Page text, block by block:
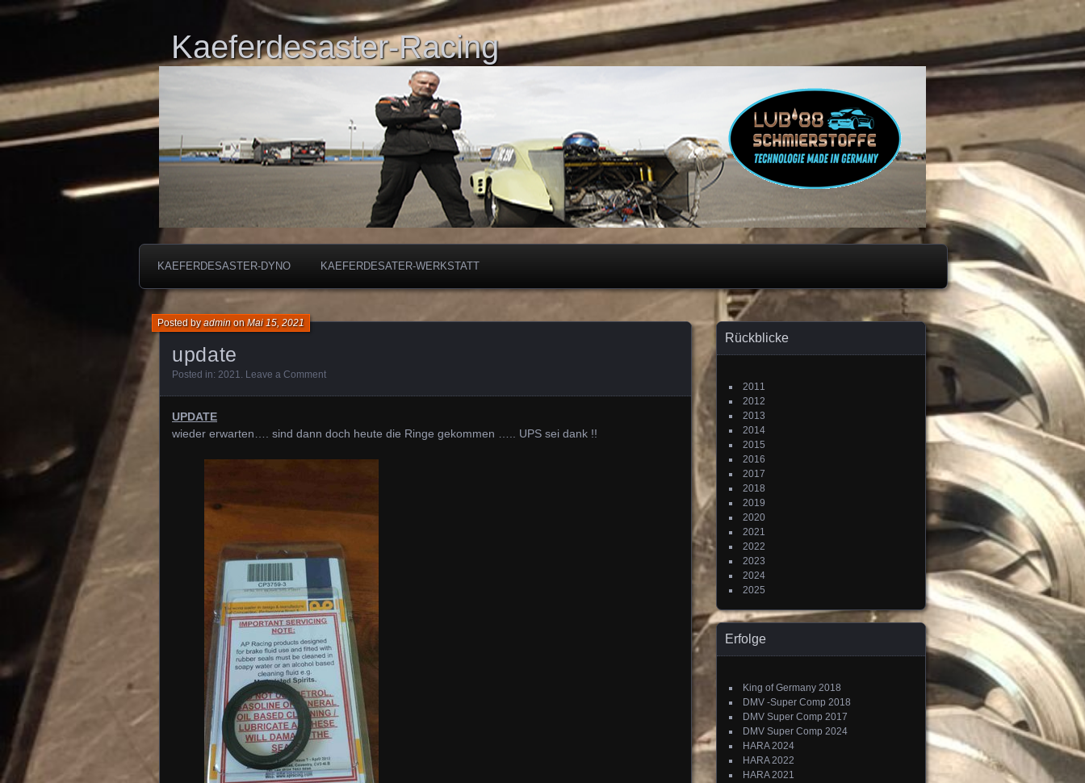
Kaeferdesaster-Racing
KAEFERDESASTER-DYNO KAEFERDESATER-WERKSTATT
update
Posted byadminonMai 15, 2021
Posted in: 2021. Leave a Comment
UPDATE
wieder erwarten…. sind dann doch heute die Ringe gekommen ….. UPS sei dank !!
Rückblicke
2011
2012
2013
2014
2015
2016
2017
2018
2019
2020
2021
2022
2023
2024
2025
Erfolge
King of Germany 2018
DMV -Super Comp 2018
DMV Super Comp 2017
DMV Super Comp 2024
HARA 2024
HARA 2022
HARA 2021